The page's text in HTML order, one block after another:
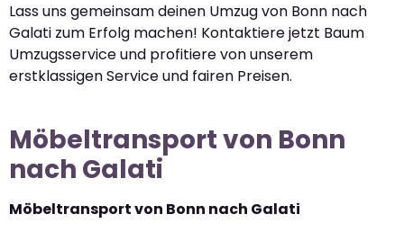
Lass uns gemeinsam deinen Umzug von Bonn nach
Galati zum Erfolg machen! Kontaktiere jetzt Baum
Umzugsservice und profitiere von unserem
erstklassigen Service und fairen Preisen.
Möbeltransport von Bonn
nach Galati
Möbeltransport von Bonn nach Galati